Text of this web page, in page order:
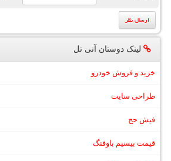
لینک دوستان آنی تل
خرید و فروش خودرو
طراحی سایت
فیش حج
قیمت بیسیم باوفنگ